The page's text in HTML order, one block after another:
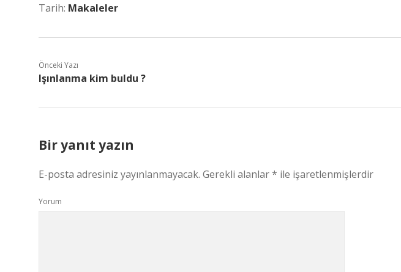
Tarih: Makaleler
Önceki Yazı
Işınlanma kim buldu ?
Bir yanıt yazın
E-posta adresiniz yayınlanmayacak. Gerekli alanlar* ile işaretlenmişlerdir
Yorum